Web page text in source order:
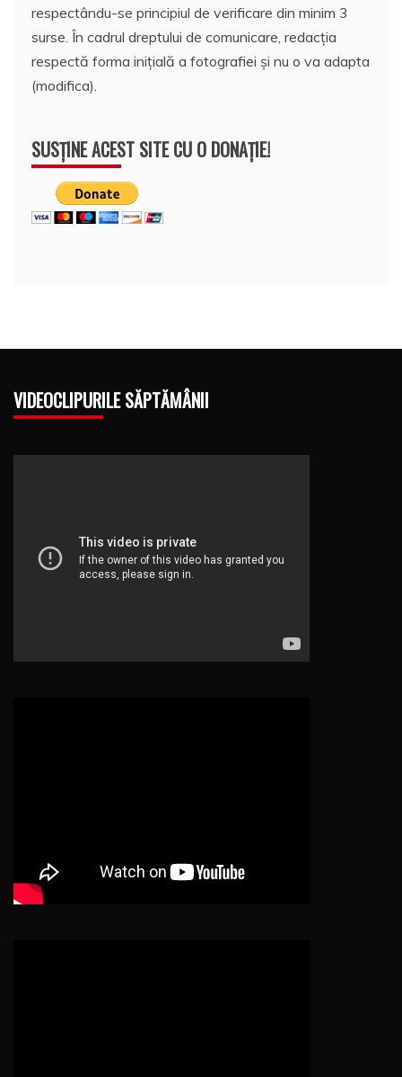
respectându-se principiul de verificare din minim 3
surse. În cadrul dreptului de comunicare, redacția
respectă forma inițială a fotografiei și nu o va adapta
(modifica).
SUSȚINE ACEST SITE CU O DONAȚIE!
VIDEOCLIPURILE SĂPTĂMÂNII